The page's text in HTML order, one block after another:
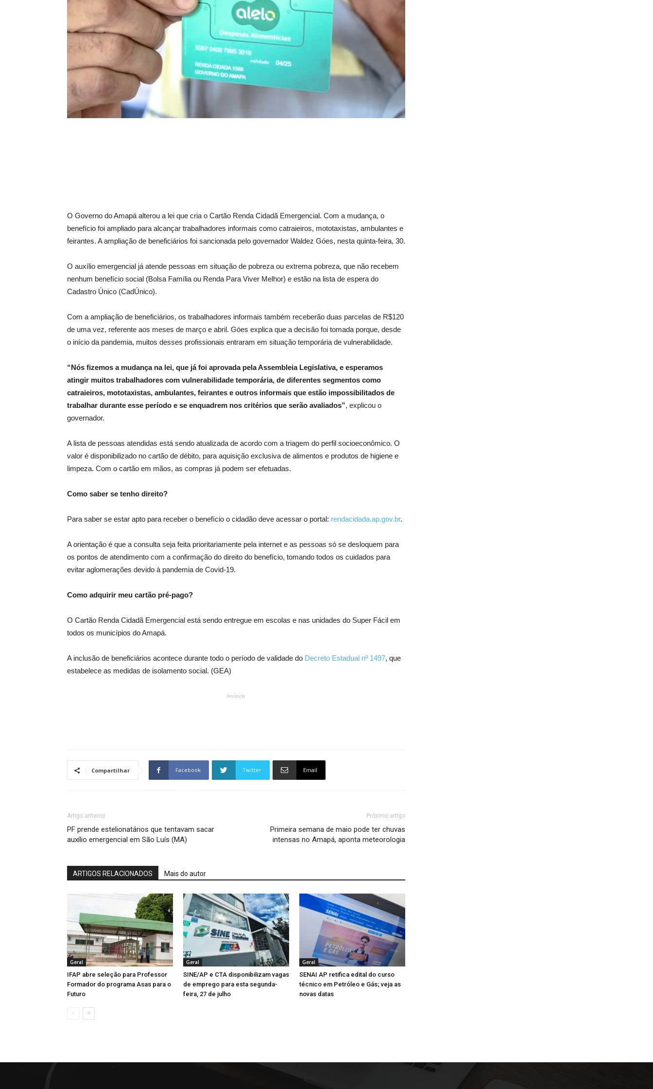
O Governo do Amapá alterou a lei que cria o Cartão Renda Cidadã Emergencial. Com a mudança, o
benefício foi ampliado para alcançar trabalhadores informais como catraieiros, mototaxistas, ambulantes e
feirantes. A ampliação de beneficiários foi sancionada pelo governador Waldez Góes, nesta quinta-feira, 30.
O auxílio emergencial já atende pessoas em situação de pobreza ou extrema pobreza, que não recebem
nenhum benefício social (Bolsa Família ou Renda Para Viver Melhor) e estão na lista de espera do
Cadastro Único (CadÚnico).
Com a ampliação de beneficiários, os trabalhadores informais também receberão duas parcelas de R$120
de uma vez, referente aos meses de março e abril. Góes explica que a decisão foi tomada porque, desde
o início da pandemia, muitos desses profissionais entraram em situação temporária de vulnerabilidade.
“Nós fizemos a mudança na lei, que já foi aprovada pela Assembleia Legislativa, e esperamos
atingir muitos trabalhadores com vulnerabilidade temporária, de diferentes segmentos como
catraieiros, mototaxistas, ambulantes, feirantes e outros informais que estão impossibilitados de
trabalhar durante esse período e se enquadrem nos critérios que serão avaliados”, explicou o
governador.
A lista de pessoas atendidas está sendo atualizada de acordo com a triagem do perfil socioeconômico. O
valor é disponibilizado no cartão de débito, para aquisição exclusiva de alimentos e produtos de higiene e
limpeza. Com o cartão em mãos, as compras já podem ser efetuadas.
Como saber se tenho direito?
Para saber se estar apto para receber o benefício o cidadão deve acessar o portal: rendacidada.ap.gov.br.
A orientação é que a consulta seja feita prioritariamente pela internet e as pessoas só se desloquem para
os pontos de atendimento com a confirmação do direito do benefício, tomando todos os cuidados para
evitar aglomerações devido à pandemia de Covid-19.
Como adquirir meu cartão pré-pago?
O Cartão Renda Cidadã Emergencial está sendo entregue em escolas e nas unidades do Super Fácil em
todos os municípios do Amapá.
A inclusão de beneficiários acontece durante todo o período de validade do Decreto Estadual nº 1497, que
estabelece as medidas de isolamento social. (GEA)
Anúncio
Compartilhar Facebook Twitter Email
Artigo anterior
PF prende estelionatários que tentavam sacar
auxílio emergencial em São Luís (MA)
Próximo artigo
Primeira semana de maio pode ter chuvas
intensas no Amapá, aponta meteorologia
ARTIGOS RELACIONADOS Mais do autor
Geral
IFAP abre seleção para Professor
Formador do programa Asas para o
Futuro
Geral
SINE/AP e CTA disponibilizam vagas
de emprego para esta segunda-
feira, 27 de julho
Geral
SENAI AP retifica edital do curso
técnico em Petróleo e Gás; veja as
novas datas